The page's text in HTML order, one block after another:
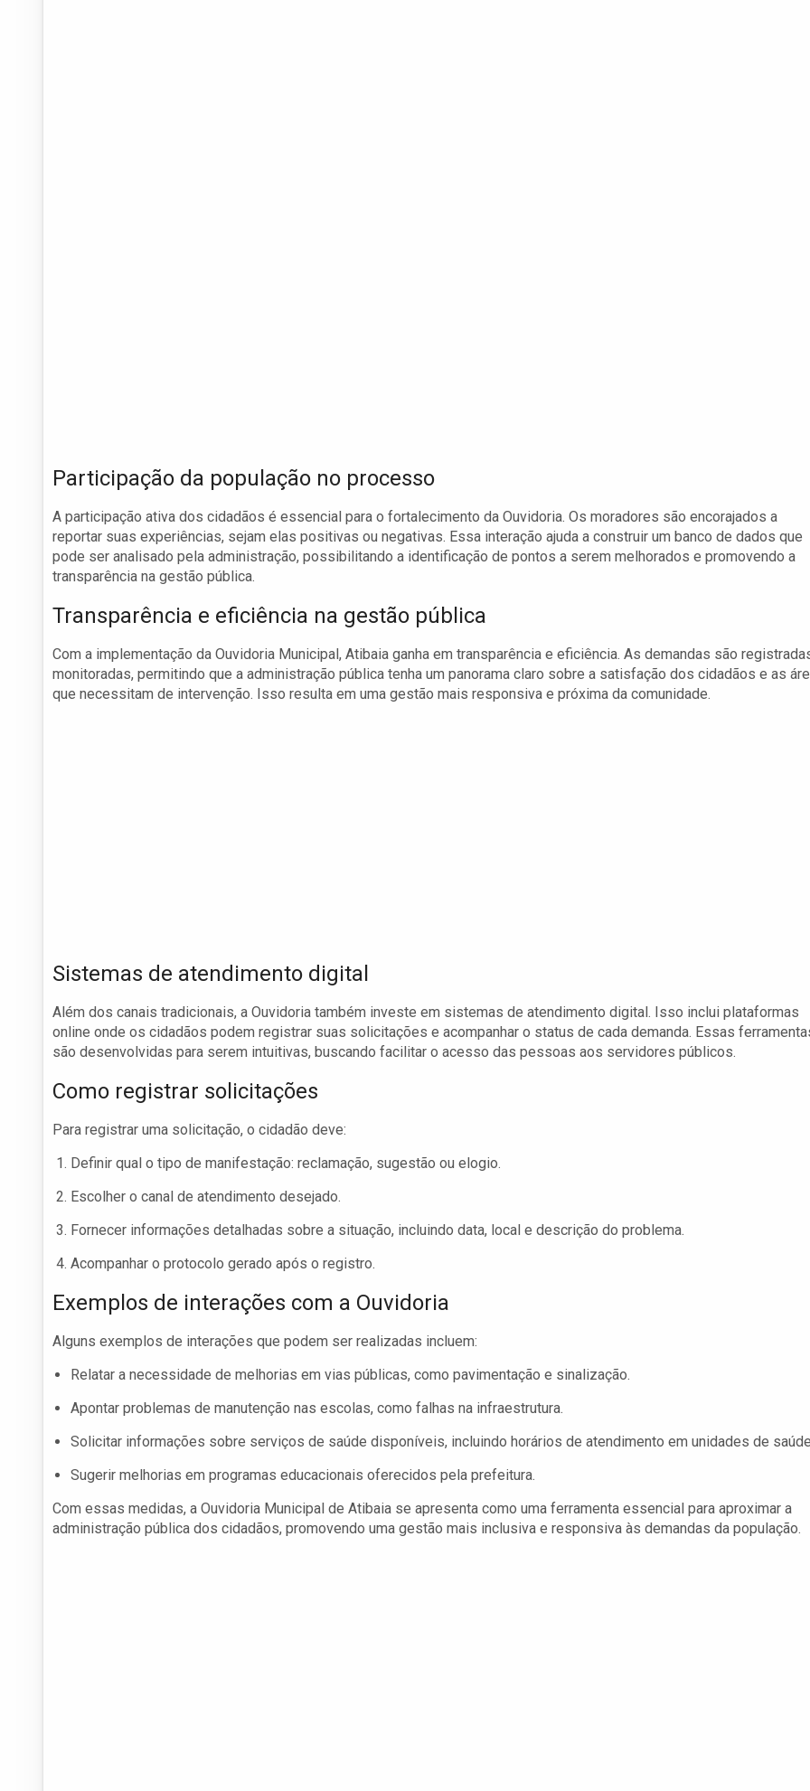
Participação da população no processo
A participação ativa dos cidadãos é essencial para o fortalecimento da Ouvidoria. Os moradores são encorajados a
reportar suas experiências, sejam elas positivas ou negativas. Essa interação ajuda a construir um banco de dados que
pode ser analisado pela administração, possibilitando a identificação de pontos a serem melhorados e promovendo a
transparência na gestão pública.
Transparência e eficiência na gestão pública
Com a implementação da Ouvidoria Municipal, Atibaia ganha em transparência e eficiência. As demandas são
monitoradas, permitindo que a administração pública tenha um panorama claro sobre a satisfação dos cidadãos e as
que necessitam de intervenção. Isso resulta em uma gestão mais responsiva e próxima da comunidade.
Sistemas de atendimento digital
Além dos canais tradicionais, a Ouvidoria também investe em sistemas de atendimento digital. Isso inclui plataformas
online onde os cidadãos podem registrar suas solicitações e acompanhar o status de cada demanda. Essas
são desenvolvidas para serem intuitivas, buscando facilitar o acesso das pessoas aos servidores públicos.
Como registrar solicitações
Para registrar uma solicitação, o cidadão deve:
Definir qual o tipo de manifestação: reclamação, sugestão ou elogio.
Escolher o canal de atendimento desejado.
Fornecer informações detalhadas sobre a situação, incluindo data, local e descrição do problema.
Acompanhar o protocolo gerado após o registro.
Exemplos de interações com a Ouvidoria
Alguns exemplos de interações que podem ser realizadas incluem:
Relatar a necessidade de melhorias em vias públicas, como pavimentação e sinalização.
Apontar problemas de manutenção nas escolas, como falhas na infraestrutura.
Solicitar informações sobre serviços de saúde disponíveis, incluindo horários de atendimento em unidades de
Sugerir melhorias em programas educacionais oferecidos pela prefeitura.
Com essas medidas, a Ouvidoria Municipal de Atibaia se apresenta como uma ferramenta essencial para aproximar a
administração pública dos cidadãos, promovendo uma gestão mais inclusiva e responsiva às demandas da população.